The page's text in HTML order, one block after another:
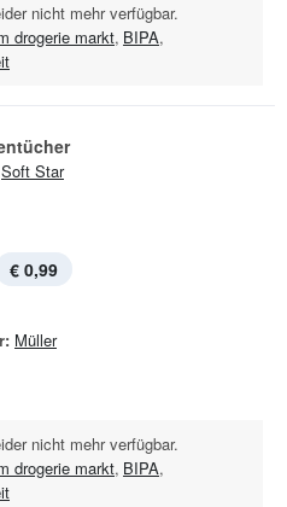
nicht mehr verfügbar.
drogerie markt, BIPA,
Soft Star
€ 0,99
Müller
nicht mehr verfügbar.
drogerie markt, BIPA,